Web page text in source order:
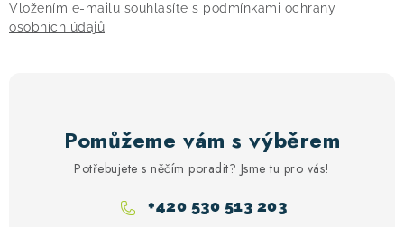
Vložením e-mailu souhlasíte s podmínkami ochrany
osobních údajů
Pomůžeme vám s výběrem
Potřebujete s něčím poradit? Jsme tu pro vás!
+420 530 513 203